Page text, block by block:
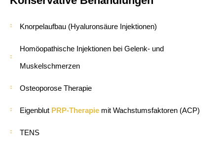
Knorpelaufbau (Hyaluronsäure Injektionen)
Homöopathische Injektionen bei Gelenk- und
Muskelschmerzen
Osteoporose Therapie
Eigenblut PRP-Therapie mit Wachstumsfaktoren (ACP)
TENS